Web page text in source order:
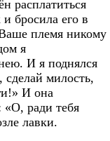
расплатиться
бросила его в
племя никому
я
И я поднялся
сделай милость,
И она
«О, ради тебя
лавки.